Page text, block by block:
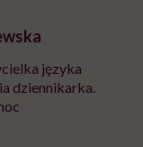
języka
dziennikarka.